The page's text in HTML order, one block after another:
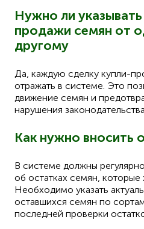
Нужно ли
продажи семян от
другому
Да, каждую сделку купли-
отражать в системе. Это
движение семян и
нарушения законодательства.
Как нужно вносить
В системе должны
об остатках семян, которые
Необходимо указать
оставшихся семян по
последней проверки